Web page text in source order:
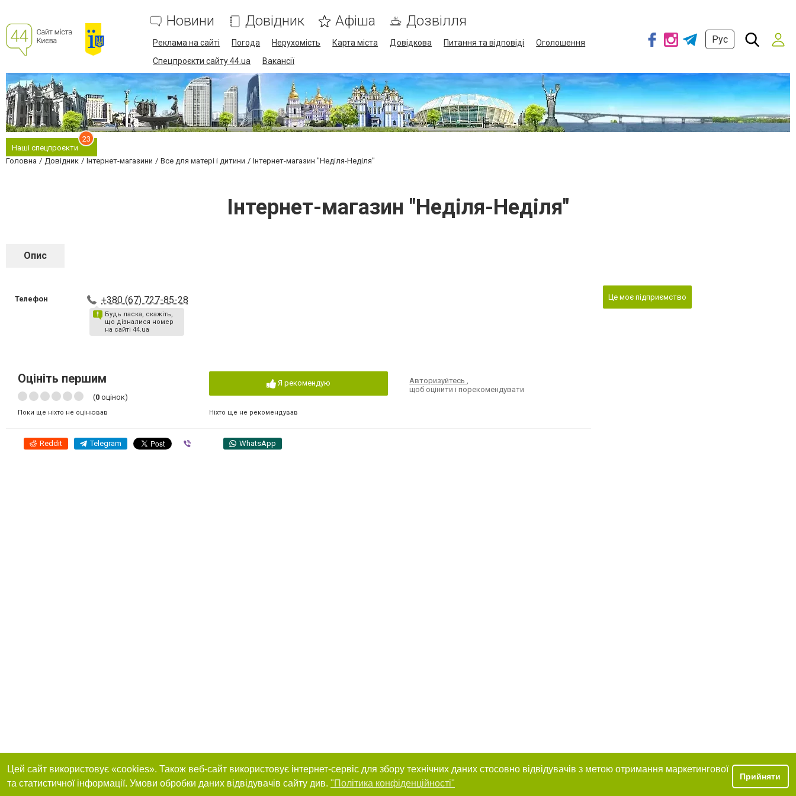
Новини Довідник Афіша Дозвілля
Реклама на сайті Погода Нерухомість Карта міста Довідкова Питання та відповіді
Оголошення
Спецпроєкти сайту 44.ua
Вакансії
Рус
Наші спецпроєкти
23
Головна Довідник Інтернет-магазини Все для матері і дитини Інтернет-магазин "Неділя-Неділя"
Інтернет-магазин "Неділя-Неділя"
Опис
Телефон +380 (67) 727-85-28
Будь ласка, скажіть,
що дізналися номер
на сайті 44.ua
Оцініть першим
(0 оцінок)
Поки ще ніхто не оцінював
Я рекомендую
Ніхто ще не рекомендував
Авторизуйтесь,
щоб оцінити і порекомендувати
Reddit Telegram WhatsApp
Це моє підприємство
Цей сайт використовує «cookies». Також веб-сайт використовує інтернет-сервіс для збору технічних даних стосовно відвідувачів з метою отримання маркетингової
та статистичної інформації. Умови обробки даних відвідувачів сайту див. "Політика конфіденційності"
Прийняти